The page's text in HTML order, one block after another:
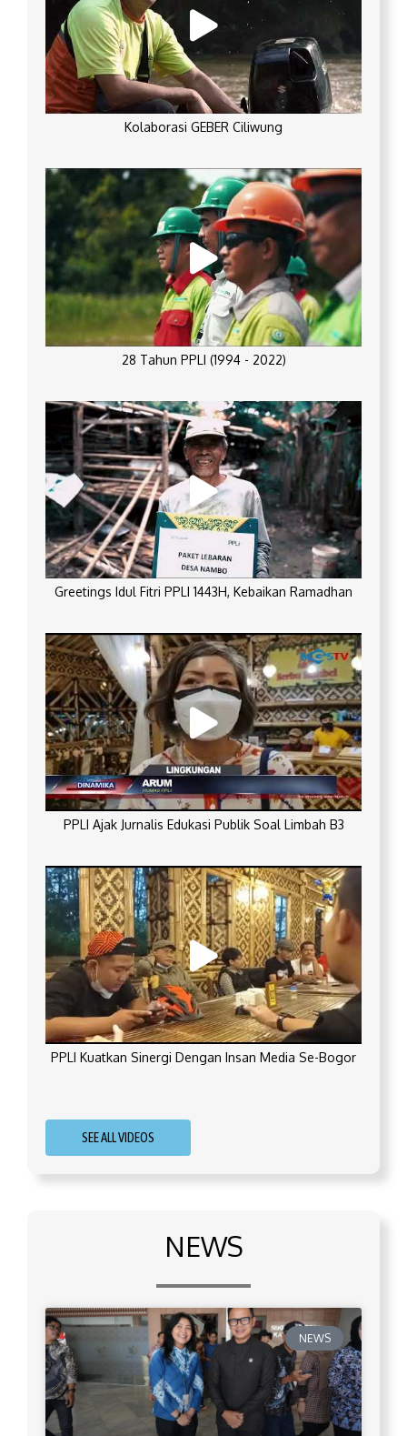
Kolaborasi GEBER Ciliwung
28 Tahun PPLI (1994 - 2022)
Greetings Idul Fitri PPLI 1443H, Kebaikan Ramadhan
PPLI Ajak Jurnalis Edukasi Publik Soal Limbah B3
PPLI Kuatkan Sinergi Dengan Insan Media Se-Bogor
SEE ALL VIDEOS
NEWS
NEWS